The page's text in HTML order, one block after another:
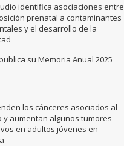
identifica asociaciones entre
prenatal a contaminantes
y el desarrollo de la
publica su Memoria Anual 2025
los cánceres asociados al
y aumentan algunos tumores
en adultos jóvenes en